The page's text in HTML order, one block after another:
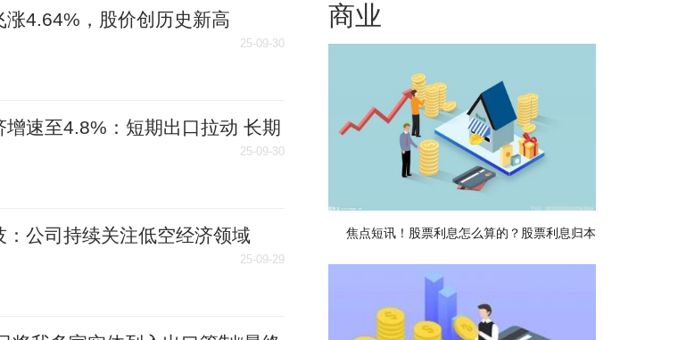
4.64%，股价创历史新高
25-09-30
增速至4.8%：短期出口拉动 长期
25-09-30
公司持续关注低空经济领域
25-09-29
商业
焦点短讯！股票利息怎么算的？股票利息归本